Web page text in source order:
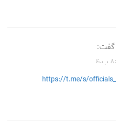
گفت:
https://t.me/s/